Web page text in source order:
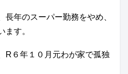
長年のスーパー勤務をやめ、
ます。
R６年１０月元わが家で孤独